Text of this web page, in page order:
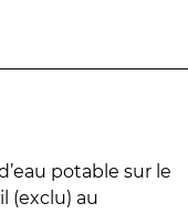
potable sur le
(exclu) au